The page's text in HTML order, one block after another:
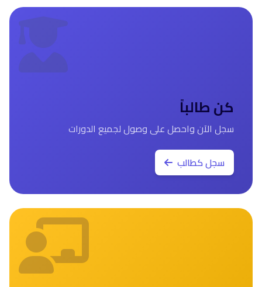
كن طالباً
سجل الآن واحصل على وصول لجميع الدورات
سجل كطالب